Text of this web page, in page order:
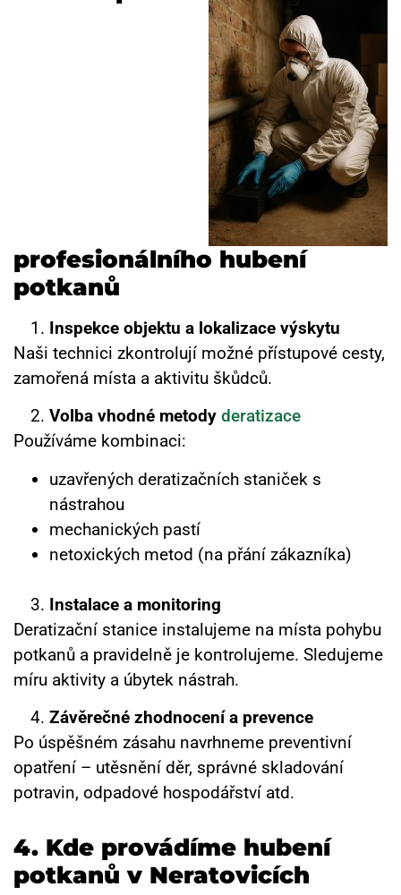
profesionálního hubení
potkanů
Inspekce objektu a lokalizace výskytu
Naši technici zkontrolují možné přístupové cesty,
zamořená místa a aktivitu škůdců.
Volba vhodné metody deratizace
Používáme kombinaci:
uzavřených deratizačních staniček s
nástrahou
mechanických pastí
netoxických metod (na přání zákazníka)
Instalace a monitoring
Deratizační stanice instalujeme na místa pohybu
potkanů a pravidelně je kontrolujeme. Sledujeme
míru aktivity a úbytek nástrah.
Závěrečné zhodnocení a prevence
Po úspěšném zásahu navrhneme preventivní
opatření – utěsnění děr, správné skladování
potravin, odpadové hospodářství atd.
4. Kde provádíme hubení
potkanů v Neratovicích